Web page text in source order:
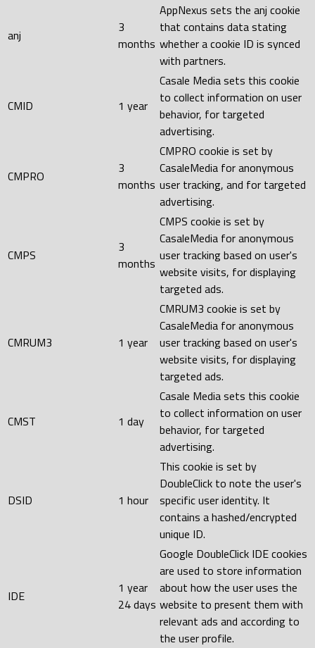
anj
3
months
AppNexus sets the anj cookie
that contains data stating
whether a cookie ID is synced
with partners.
CMID 1 year
Casale Media sets this cookie
to collect information on user
behavior, for targeted
advertising.
CMPRO
3
months
CMPRO cookie is set by
CasaleMedia for anonymous
user tracking, and for targeted
advertising.
CMPS
3
months
CMPS cookie is set by
CasaleMedia for anonymous
user tracking based on user's
website visits, for displaying
targeted ads.
CMRUM3 1 year
CMRUM3 cookie is set by
CasaleMedia for anonymous
user tracking based on user's
website visits, for displaying
targeted ads.
CMST 1 day
Casale Media sets this cookie
to collect information on user
behavior, for targeted
advertising.
DSID 1 hour
This cookie is set by
DoubleClick to note the user's
specific user identity. It
contains a hashed/encrypted
unique ID.
IDE
1 year
24 days
Google DoubleClick IDE cookies
are used to store information
about how the user uses the
website to present them with
relevant ads and according to
the user profile.